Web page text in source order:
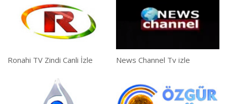
Ronahi TV Zindi Canli İzle News Channel Tv izle